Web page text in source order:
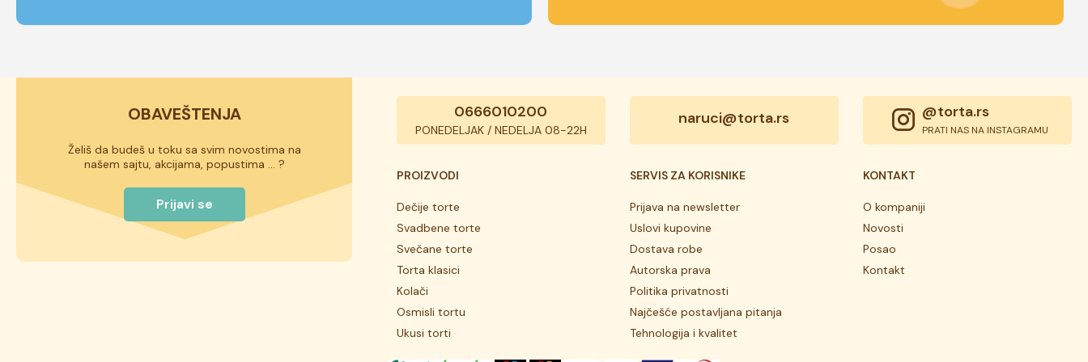
OBAVEŠTENJA
Želiš da budeš u toku sa svim novostima na
našem sajtu, akcijama, popustima ... ?
Prijavi se
0666010200
PONEDELJAK / NEDELJA 08-22H
naruci@torta.rs @torta.rs
PRATI NAS NA INSTAGRAMU
PROIZVODI
Dečije torte
Svadbene torte
Svečane torte
Torta klasici
Kolači
Osmisli tortu
Ukusi torti
SERVIS ZA KORISNIKE
Prijava na newsletter
Uslovi kupovine
Dostava robe
Autorska prava
Politika privatnosti
Najčešće postavljana pitanja
Tehnologija i kvalitet
KONTAKT
O kompaniji
Novosti
Posao
Kontakt